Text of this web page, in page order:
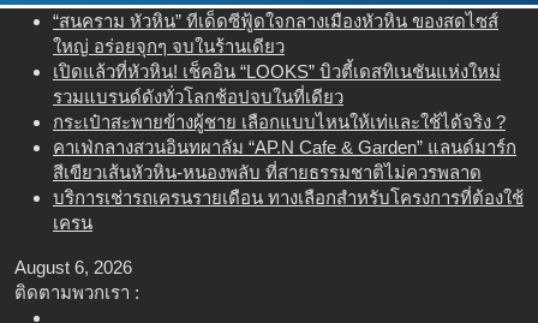
content
“สนคราม หัวหิน” ทีเด็ดซีฟู้ดใจกลางเมืองหัวหิน ของสดไซส์
ใหญ่ อร่อยจุกๆ จบในร้านเดียว
เปิดแล้วที่หัวหิน! เช็คอิน “LOOKS” บิวตี้เดสทิเนชันแห่งใหม่
รวมแบรนด์ดังทั่วโลกช้อปจบในที่เดียว
กระเป๋าสะพายข้างผู้ชาย เลือกแบบไหนให้เท่และใช้ได้จริง ?
คาเฟ่กลางสวนอินทผาลัม “AP.N Cafe & Garden” แลนด์มาร์ก
สีเขียวเส้นหัวหิน-หนองพลับ ที่สายธรรมชาติไม่ควรพลาด
บริการเช่ารถเครนรายเดือน ทางเลือกสำหรับโครงการที่ต้องใช้
เครน
August 6, 2026
ติดตามพวกเรา :